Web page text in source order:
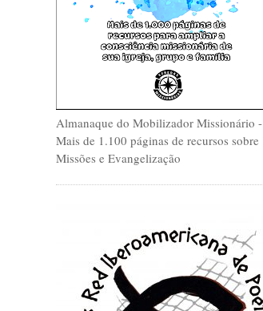
Almanaque do Mobilizador Missionário -
Mais de 1.100 páginas de recursos sobre
Missões e Evangelização